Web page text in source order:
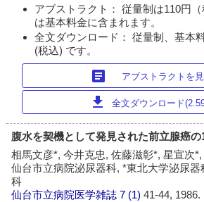
アブストラクト： 従量制は110円
は基本料金に含まれます。
全文ダウンロード： 従量制、基本
(税込) です。
article アブストラクトを
download 全文ダウンロード
腹水を契機として発見された前立腺癌の
相馬文彦*, 今井克忠, 佐藤滋彰*, 星宣次
仙台市立病院泌尿器科, *東北大学泌尿
科
仙台市立病院医学雑誌 7 (1)41-44, 1986.